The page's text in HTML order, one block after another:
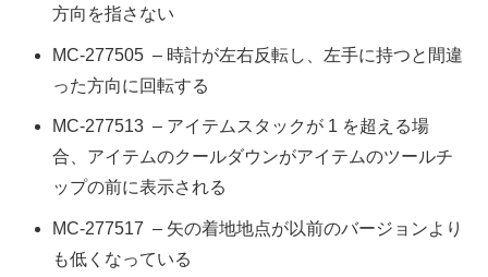
方向を指さない
MC-277505 – 時計が左右反転し、左手に持つと間違
った方向に回転する
MC-277513 – アイテムスタックが 1 を超える場
合、アイテムのクールダウンがアイテムのツールチ
ップの前に表示される
MC-277517 – 矢の着地地点が以前のバージョンより
も低くなっている